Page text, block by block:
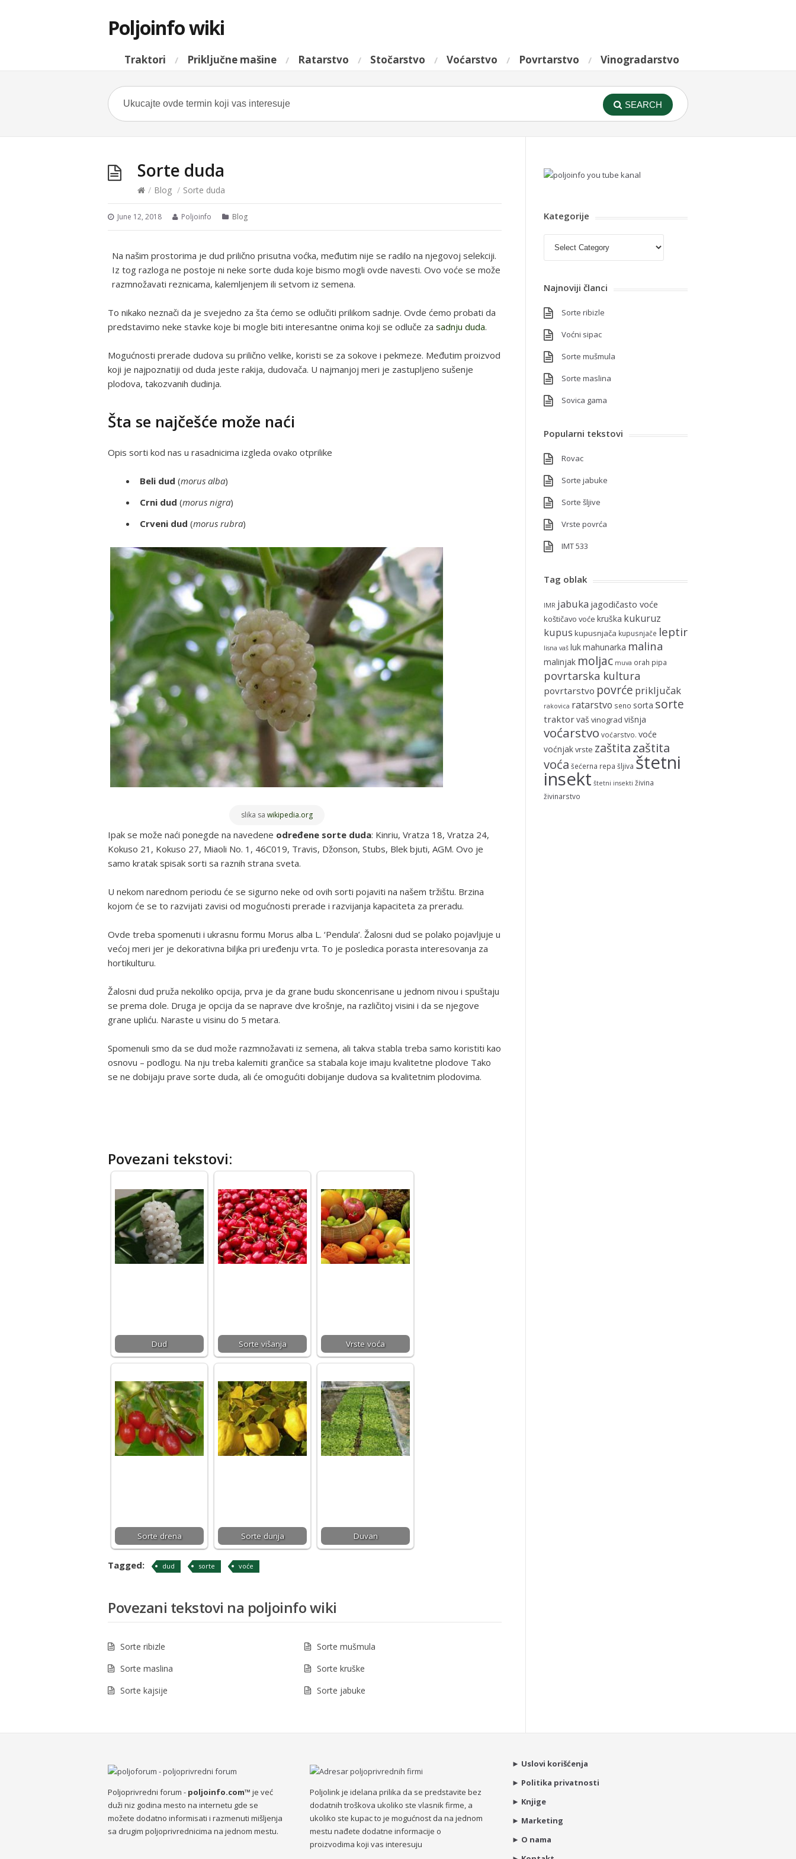
Poljoinfo wiki
Traktori Priključne mašine Ratarstvo Stočarstvo Voćarstvo Povrtarstvo Vinogradarstvo
SEARCH
Sorte duda
/ Blog / Sorte duda
June 12, 2018 Poljoinfo Blog
Na našim prostorima je dud prilično prisutna voćka, međutim nije se radilo na njegovoj selekciji.
Iz tog razloga ne postoje ni neke sorte duda koje bismo mogli ovde navesti. Ovo voće se može
razmnožavati reznicama, kalemljenjem ili setvom iz semena.
To nikako neznači da je svejedno za šta ćemo se odlučiti prilikom sadnje. Ovde ćemo probati da
predstavimo neke stavke koje bi mogle biti interesantne onima koji se odluče za sadnju duda.
Mogućnosti prerade dudova su prilično velike, koristi se za sokove i pekmeze. Međutim proizvod
koji je najpoznatiji od duda jeste rakija, dudovača. U najmanjoj meri je zastupljeno sušenje
plodova, takozvanih dudinja.
Šta se najčešće može naći
Opis sorti kod nas u rasadnicima izgleda ovako otprilike
Beli dud (morus alba)
Crni dud (morus nigra)
Crveni dud (morus rubra)
slika sa wikipedia.org
Ipak se može naći ponegde na navedene određene sorte duda: Kinriu, Vratza 18, Vratza 24,
Kokuso 21, Kokuso 27, Miaoli No. 1, 46C019, Travis, Džonson, Stubs, Blek bjuti, AGM. Ovo je
samo kratak spisak sorti sa raznih strana sveta.
U nekom narednom periodu će se sigurno neke od ovih sorti pojaviti na našem tržištu. Brzina
kojom će se to razvijati zavisi od mogućnosti prerade i razvijanja kapaciteta za preradu.
Ovde treba spomenuti i ukrasnu formu Morus alba L. ‘Pendula’. Žalosni dud se polako pojavljuje u
većoj meri jer je dekorativna biljka pri uređenju vrta. To je posledica porasta interesovanja za
hortikulturu.
Žalosni dud pruža nekoliko opcija, prva je da grane budu skoncenrisane u jednom nivou i spuštaju
se prema dole. Druga je opcija da se naprave dve krošnje, na različitoj visini i da se njegove
grane upliću. Naraste u visinu do 5 metara.
Spomenuli smo da se dud može razmnožavati iz semena, ali takva stabla treba samo koristiti kao
osnovu – podlogu. Na nju treba kalemiti grančice sa stabala koje imaju kvalitetne plodove Tako
se ne dobijaju prave sorte duda, ali će omogućiti dobijanje dudova sa kvalitetnim plodovima.
Povezani tekstovi:
Dud Sorte višanja Vrste voća
Sorte drena Sorte dunja Duvan
Tagged: dud sorte voće
Povezani tekstovi na poljoinfo wiki
Sorte ribizle
Sorte mušmula
Sorte maslina
Sorte kruške
Sorte kajsije
Sorte jabuke
Kategorije
Najnoviji članci
Sorte ribizle
Voćni sipac
Sorte mušmula
Sorte maslina
Sovica gama
Popularni tekstovi
Rovac
Sorte jabuke
Sorte šljive
Vrste povrća
IMT 533
Tag oblak
IMR jabuka jagodičasto voće
koštičavo voće kruška kukuruz
kupus kupusnjača kupusnjače leptir
lisna vaš lukmahunarka malina
malinjak moljac muva orah pipa
povrtarska kultura
povrtarstvo povrće priključak
rakovica ratarstvo seno sorta sorte
traktorvaš vinograd višnja
voćarstvo voćarstvo. voće
voćnjakvrste zaštitazaštita
voća šećerna repa šljiva štetni
insekt štetni insekti živina
živinarstvo
Poljoprivredni forum - poljoinfo.com™ je već
duži niz godina mesto na internetu gde se
možete dodatno informisati i razmenuti mišljenja
sa drugim poljoprivrednicima na jednom mestu.
Poljolink je idelana prilika da se predstavite bez
dodatnih troškova ukoliko ste vlasnik firme, a
ukoliko ste kupac to je mogućnost da na jednom
mestu nađete dodatne informacije o
proizvodima koji vas interesuju
► Uslovi korišćenja
► Politika privatnosti
► Knjige
► Marketing
► O nama